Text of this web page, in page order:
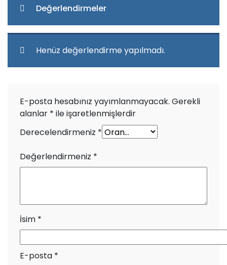
Değerlendirmeler
Henüz değerlendirme yapılmadı.
E-posta hesabınız yayımlanmayacak. Gerekli
alanlar * ile işaretlenmişlerdir
Derecelendirmeniz *
Değerlendirmeniz *
İsim *
E-posta *